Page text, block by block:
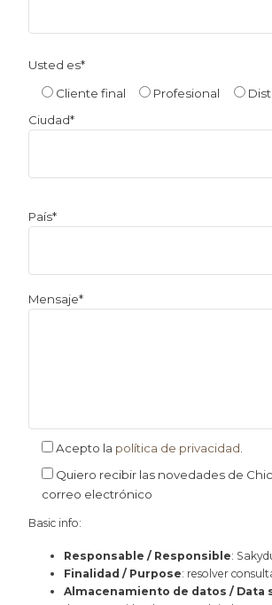
Usted es*
Cliente final
Profesional
Ciudad*
País*
Mensaje*
Acepto la política de privacidad
Quiero recibir las novedades de
correo electrónico
Basic info:
Responsable / Responsible:
Finalidad / Purpose: resolver
Almacenamiento de datos / Data